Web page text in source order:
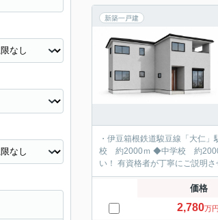
新築一戸建
・伊豆箱根鉄道駿豆線「大仁」駅より徒歩６分 【大仁小学校・大仁中エリア】 ◆４LDK＋WIC
校 約2000ｍ ◆中学校 約2000ｍ ◆伊豆縦貫道アクセス良好です♪ ☆
い！ 有資格者が丁寧にご説明
価格
2,780万円